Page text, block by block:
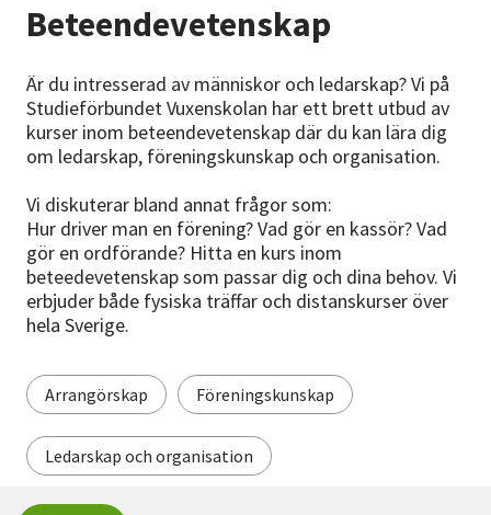
Nyheter
Avdelningar
Beteendevetenskap
Är du intresserad av människor och ledarskap? Vi på
Studieförbundet Vuxenskolan har ett brett utbud av
kurser inom beteendevetenskap där du kan lära dig
om ledarskap, föreningskunskap och organisation.
Vi diskuterar bland annat frågor som:
Hur driver man en förening? Vad gör en kassör? Vad
gör en ordförande? Hitta en kurs inom
beteedevetenskap som passar dig och dina behov. Vi
erbjuder både fysiska träffar och distanskurser över
hela Sverige.
Arrangörskap Föreningskunskap
Ledarskap och organisation